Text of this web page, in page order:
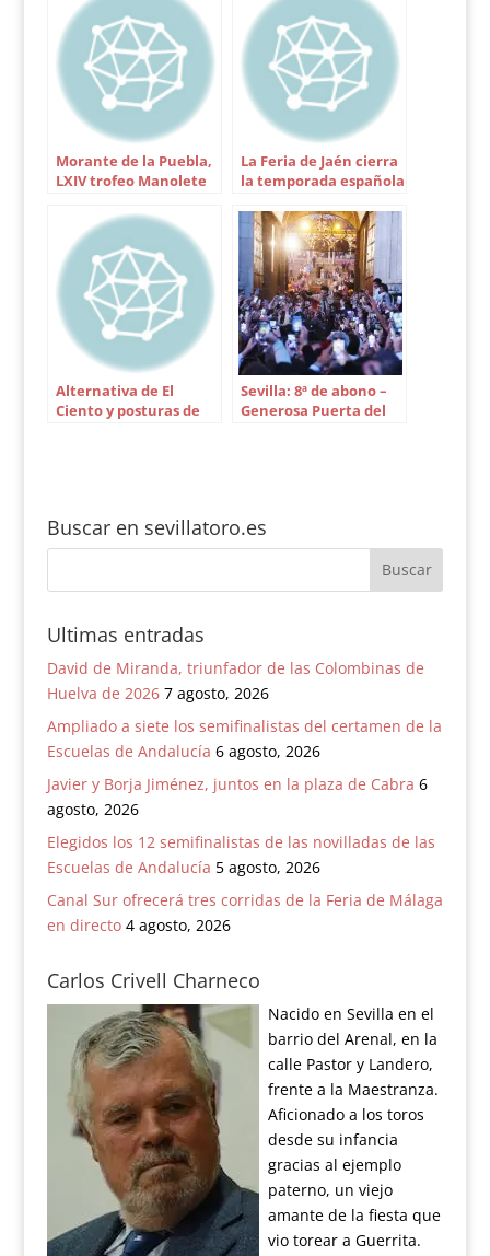
decepcionando los
toros. Mientras
vuelven dos a los
corrales, intento
pergeñar una broma
cervantina: «¡Vive Dios
que me espanta esta
mansada / y que diera
euros yo por
Morante de la Puebla,
LXIV trofeo Manolete
La Feria de Jaén cierra
la temporada española
Alternativa de El
Ciento y posturas de
Sevilla: 8ª de abono –
Generosa Puerta del
Buscar en sevillatoro.es
Ultimas entradas
David de Miranda, triunfador de las Colombinas de
Huelva de 2026 7 agosto, 2026
Ampliado a siete los semifinalistas del certamen de la
Escuelas de Andalucía 6 agosto, 2026
Javier y Borja Jiménez, juntos en la plaza de Cabra 6
agosto, 2026
Elegidos los 12 semifinalistas de las novilladas de las
Escuelas de Andalucía 5 agosto, 2026
Canal Sur ofrecerá tres corridas de la Feria de Málaga
en directo 4 agosto, 2026
Carlos Crivell Charneco
Nacido en Sevilla en el
barrio del Arenal, en la
calle Pastor y Landero,
frente a la Maestranza.
Aficionado a los toros
desde su infancia
gracias al ejemplo
paterno, un viejo
amante de la fiesta que
vio torear a Guerrita.